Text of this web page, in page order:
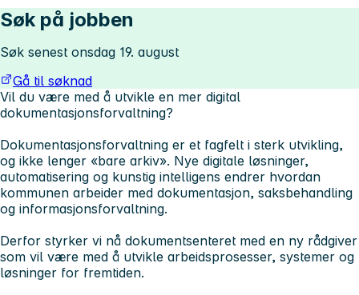
Søk på jobben
Søk senest onsdag 19. august
Gå til søknad
Vil du være med å utvikle en mer digital
dokumentasjonsforvaltning?
Dokumentasjonsforvaltning er et fagfelt i sterk utvikling,
og ikke lenger «bare arkiv». Nye digitale løsninger,
automatisering og kunstig intelligens endrer hvordan
kommunen arbeider med dokumentasjon, saksbehandling
og informasjonsforvaltning.
Derfor styrker vi nå dokumentsenteret med en ny rådgiver
som vil være med å utvikle arbeidsprosesser, systemer og
løsninger for fremtiden.